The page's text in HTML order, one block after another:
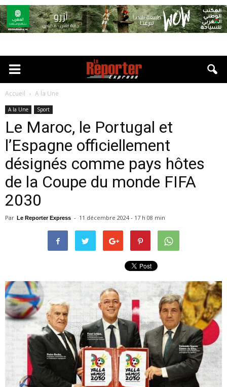
Accueil A la Une
A la Une Sport
Le Maroc, le Portugal et
l’Espagne officiellement
désignés comme pays hôtes
de la Coupe du monde FIFA
2030
Par Le Reporter Express - 11 décembre 2024 - 17 h 08 min